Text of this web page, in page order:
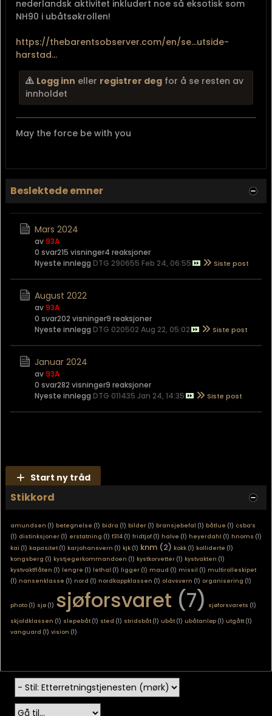
nederlandsk aktivitet inkludert noe så eksotisk som
NH90 i ubåtsøkrollen!
https://thebarentsobserver.com/en/se...utside-
harstad...
Logg inn eller registrer deg for å se resten av
innholdet
May the force be with you
Beslektede emner
Mars 2024
av93A
0 svar215 visninger4 reaksjoner
Nyeste innlegg DTG 290655 Feb 24, 06:55
August 2022
av93A
0 svar202 visninger9 reaksjoner
Nyeste innlegg DTG 020502 Aug 22, 05:02
Januar 2024
av93A
0 svar282 visninger9 reaksjoner
Nyeste innlegg DTG 011435 Jan 24, 14:35
Start ny tråd
Stikkord
amundsen (1) betegnelse (1) bidra (1) bilder (1) bransjebefal (1) båtlue (1) csba’s
(1) distinksjoner (1) erstatning (1) f314 (1) fridtjof (1) halve (1) heyerdahl (1) hnoms (1)
kai (1) kapasitet (1) karjohansvern (1) kjk (1) knm (2) kokk (1) kolliderte (1)
kongsberg (1) kystjegerkommandoen (1) kystkorvetter (1) kystvakten (1)
kystvaktflåten (1) lengre (1) lethal (1) ligger (1) maud (1) missil (1) multirolleskipet
(1) nansenklasse (1) nord (1) nordkappklassen (1) olavsvern (1) organisering (1)
photo (1) sjø (1) sjøforsvaret (7) sjøforsvarets (1)
skjoldklassen (1) slepebåt (1) sted (1) stridsbåt (1) ubåt (1) ubåtanløp (1) utgått (1)
vanguard (1) vision (1)